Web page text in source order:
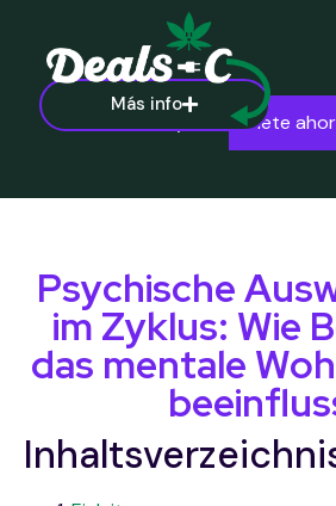
Más info
Únete
Psychische
im Zyklus: Wie
das mentale